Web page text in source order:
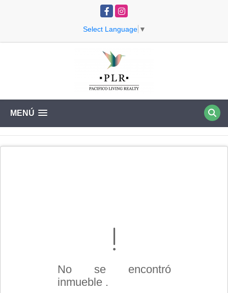
FacebookInstagram
Select Language ▼
MENÚ
No se encontró
inmueble .